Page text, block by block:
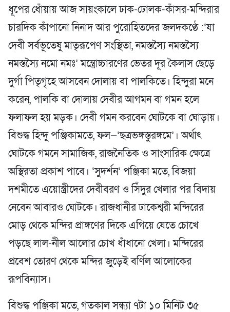
ধূপের ধোঁয়ায় আজ সায়ংকালে ঢাক-ঢোলক-কাঁসর-মন্দিরার
চারদিক কাঁপানো নিনাদ আর পুরোহিতদের জলদকণ্ঠে :‘যা
দেবী সর্বভূতেষু মাতৃরূপেণ সংস্থিতা, নমস্তস্যৈ নমস্তস্যৈ
নমস্তস্যৈ নমো নমঃ’ মন্ত্রোচ্চারণের ভেতর দূর কৈলাস ছেড়ে
দুর্গা পিতৃগৃহে আসবেন দোলায় বা পালকিতে। হিন্দুরা মনে
করেন, পালকি বা দোলায় দেবীর আগমন বা গমন হলে
ফলাফল হয় মড়ক। দেবী গমন করবেন ঘোটকে বা ঘোড়ায়।
বিশুদ্ধ হিন্দু পঞ্জিকামতে, ফল—‘ছত্রভঙ্গস্তুরঙ্গমে’। অর্থাৎ
ঘোটকে গমনে সামাজিক, রাজনৈতিক ও সাংসারিক ক্ষেত্রে
অস্থিরতা প্রকাশ পাবে। ‘সুদর্শন’ পঞ্জিকা মতে, বিজয়া
দশমীতে এয়োস্ত্রীদের দেবীবরণ ও সিঁদুর খেলার পর বিদায়
নেবেন আবারও ঘোটকে। রাজধানীর ঢাকেশ্বরী মন্দিরের
মোড় থেকে মন্দির প্রাঙ্গণের দিকে এগিয়ে যেতে চোখে
পড়ছে লাল-নীল আলোর চোখ ধাঁধানো খেলা। মন্দিরের
প্রবেশ তোরণ থেকে মন্দির জুড়েই বর্ণিল আলোকের
রূপবিন্যাস।
বিশুদ্ধ পঞ্জিকা মতে, গতকাল সন্ধ্যা ৭টা ১০ মিনিট ৩৫